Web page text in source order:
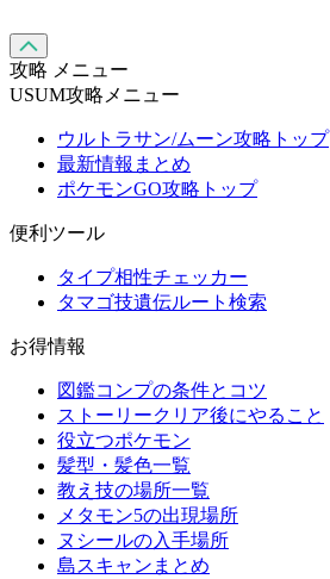
攻略 メニュー
USUM攻略メニュー
ウルトラサン/ムーン攻略トップ
最新情報まとめ
ポケモンGO攻略トップ
便利ツール
タイプ相性チェッカー
タマゴ技遺伝ルート検索
お得情報
図鑑コンプの条件とコツ
ストーリークリア後にやること
役立つポケモン
髪型・髪色一覧
教え技の場所一覧
メタモン5の出現場所
ヌシールの入手場所
島スキャンまとめ